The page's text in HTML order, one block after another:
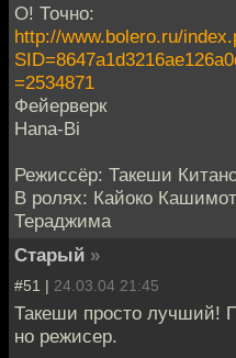
О! Точно:
http://www.bolero.ru/
=2534871
Фейерверк
Hana-Bi
Режиссёр: Такеши
В ролях: Кайоко
Тераджима
Старый »
#51 | 24.03.04 21:45
Такеши просто лучший!
но режисер.